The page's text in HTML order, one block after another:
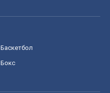
Баскетбол
Бокс